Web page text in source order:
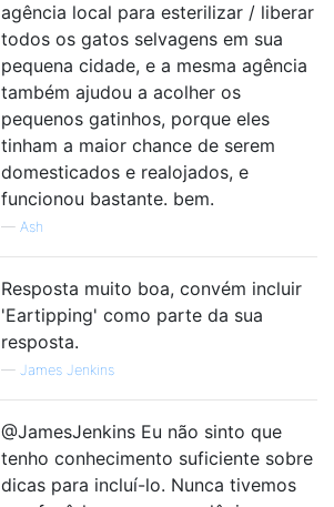
agência local para esterilizar / liberar
todos os gatos selvagens em sua
pequena cidade, e a mesma agência
também ajudou a acolher os
pequenos gatinhos, porque eles
tinham a maior chance de serem
domesticados e realojados, e
funcionou bastante. bem.
— Ash
Resposta muito boa, convém incluir
'Eartipping' como parte da sua
resposta.
— James Jenkins
@JamesJenkins Eu não sinto que
tenho conhecimento suficiente sobre
dicas para incluí-lo. Nunca tivemos